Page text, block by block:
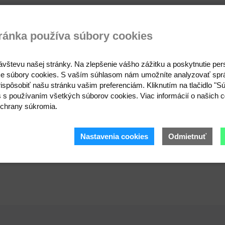
na pripevnenie visačky či cenovky na odevy a
, ktorá má na sebe háčiky, teda nehrozí
používa súbory cookies
našej stránky. Na zlepšenie vášho zážitku a poskytnutie
súbory cookies. S vaším súhlasom nám umožníte analyzovať
našu stránku vašim preferenciám. Kliknutím na tlačidlo
s používaním všetkých súborov cookies. Viac informácií o našich
súkromia.
Nastavenia cookies Odmietnuť